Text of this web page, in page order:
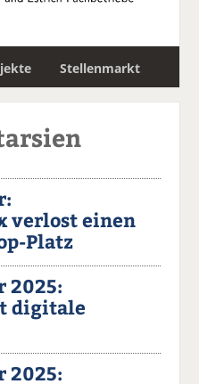
Stellenmarkt
c
verlost einen
Platz
2025:
digitale
2025: